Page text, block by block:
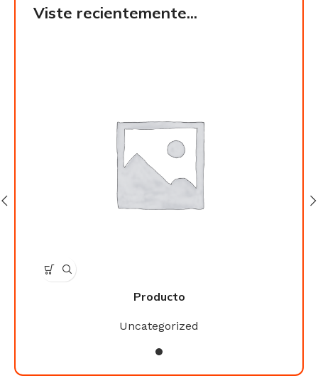
Viste recientemente...
Producto
Uncategorized